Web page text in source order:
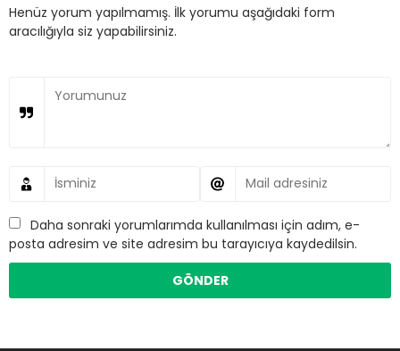
Henüz yorum yapılmamış. İlk yorumu aşağıdaki form
aracılığıyla siz yapabilirsiniz.
Daha sonraki yorumlarımda kullanılması için adım, e-
posta adresim ve site adresim bu tarayıcıya kaydedilsin.